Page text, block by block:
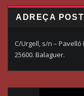
ADREÇA
C/Urgell, s/n –
25600. Balaguer.